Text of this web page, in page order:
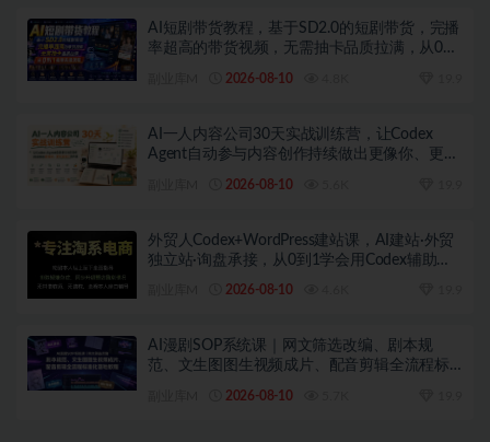
AI短剧带货教程，基于SD2.0的短剧带货，完播
率超高的带货视频，无需抽卡品质拉满，从0到
2026-08-10
AI一人内容公司30天实战训练营，让Codex
Agent自动参与内容创作持续做出更像你、更有
2026-08-10
外贸人Codex+WordPress建站课，AI建站·外贸
独立站·询盘承接，从0到1学会用Codex辅助建
2026-08-10
AI漫剧SOP系统课｜网文筛选改编、剧本规
范、文生图图生视频成片、配音剪辑全流程标
2026-08-10